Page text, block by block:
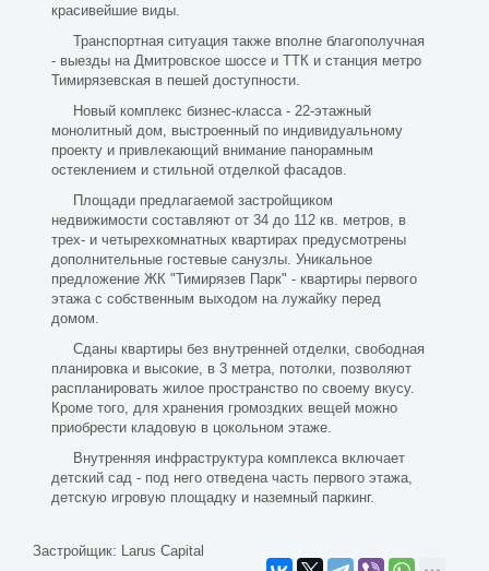
красивейшие виды.
Транспортная ситуация также вполне благополучная
- выезды на Дмитровское шоссе и ТТК и станция метро
Тимирязевская в пешей доступности.
Новый комплекс бизнес-класса - 22-этажный
монолитный дом, выстроенный по индивидуальному
проекту и привлекающий внимание панорамным
остеклением и стильной отделкой фасадов.
Площади предлагаемой застройщиком
недвижимости составляют от 34 до 112 кв. метров, в
трех- и четырехкомнатных квартирах предусмотрены
дополнительные гостевые санузлы. Уникальное
предложение ЖК "Тимирязев Парк" - квартиры первого
этажа с собственным выходом на лужайку перед
домом.
Сданы квартиры без внутренней отделки, свободная
планировка и высокие, в 3 метра, потолки, позволяют
распланировать жилое пространство по своему вкусу.
Кроме того, для хранения громоздких вещей можно
приобрести кладовую в цокольном этаже.
Внутренняя инфраструктура комплекса включает
детский сад - под него отведена часть первого этажа,
детскую игровую площадку и наземный паркинг.
Застройщик: Larus Capital